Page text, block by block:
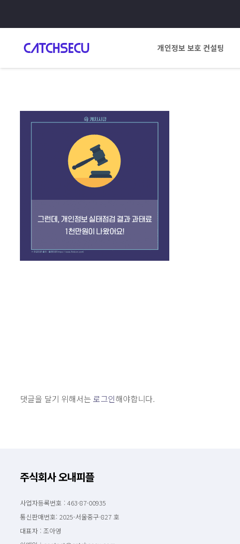
개인정보 보호 컨설팅
댓글을 달기 위해서는 로그인해야합니다.
주식회사 오내피플
사업자등록번호 : 463-87-00935
통신판매번호: 2025-서울중구-827 호
대표자 : 조아영